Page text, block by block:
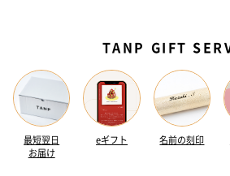
TANP GIFT
最短翌日
お届け
eギフト 名前の刻印